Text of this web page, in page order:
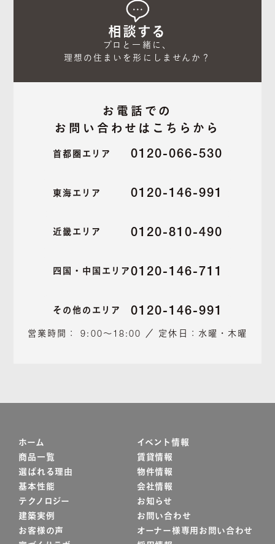
相談する
プロと一緒に、
理想の住まいを形にしませんか？
お電話での
お問い合わせはこちらから
首都圏エリア 0120-066-530
東海エリア 0120-146-991
近畿エリア 0120-810-490
四国・中国エリア 0120-146-711
その他のエリア 0120-146-991
営業時間： 9:00～18:00 ／ 定休日：水曜・木曜
ホーム
商品一覧
選ばれる理由
基本性能
テクノロジー
建築実例
お客様の声
イベント情報
賃貸情報
物件情報
会社情報
お知らせ
お問い合わせ
オーナー様専用お問い合わせ